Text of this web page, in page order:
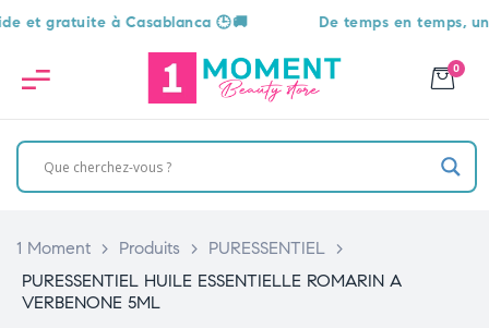
à Casablanca 🕒🚚 De temps en temps, une
0
1 Moment > Produits > PURESSENTIEL >
PURESSENTIEL HUILE ESSENTIELLE ROMARIN A
VERBENONE 5ML